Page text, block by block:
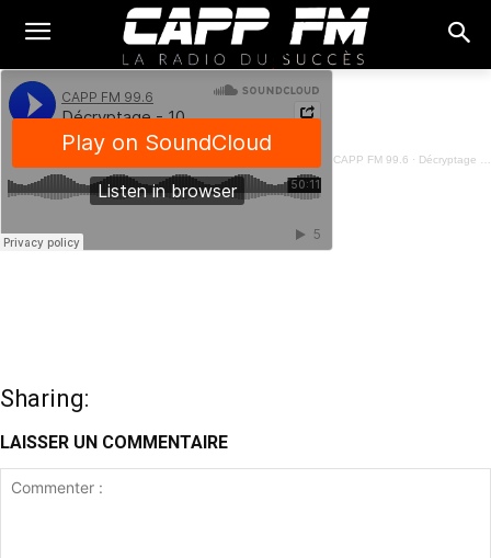
CAPP FM 99.6 · Décryptage - 10 Février 2025
Sharing:
LAISSER UN COMMENTAIRE